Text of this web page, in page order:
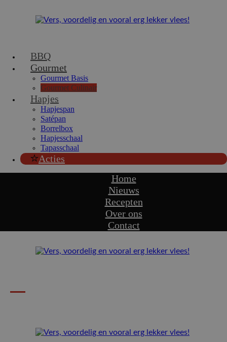
BBQ
Gourmet
Gourmet Basis
Gourmet Culinair
Hapjes
Hapjespan
Satépan
Borrelbox
Hapjesschaal
Tapasschaal
Acties
Home
Nieuws
Recepten
Over ons
Contact